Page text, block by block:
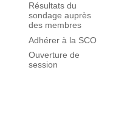
Résultats du
sondage auprès
des membres
Adhérer à la SCO
Ouverture de
session